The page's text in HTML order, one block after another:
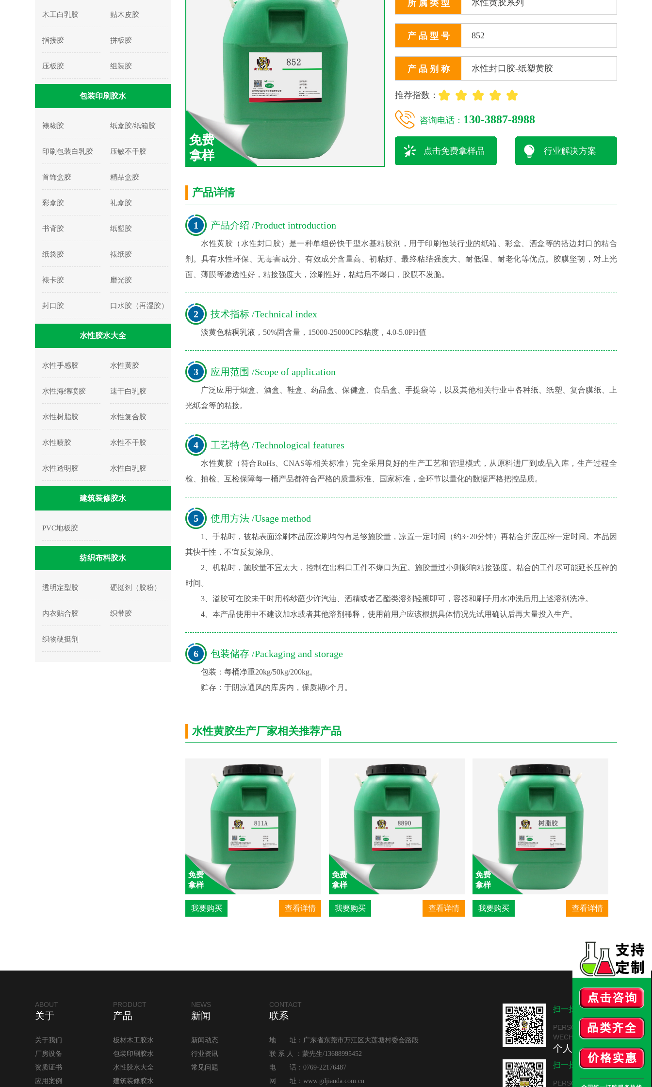
木工白乳胶 贴木皮胶
指接胶 拼板胶
压板胶 组装胶
包装印刷胶水
裱糊胶 纸盒胶/纸箱胶
印刷包装白乳胶 压敏不干胶
首饰盒胶 精品盒胶
彩盒胶 礼盒胶
书背胶 纸塑胶
纸袋胶 裱纸胶
裱卡胶 磨光胶
封口胶 口水胶（再湿胶）
水性胶水大全
水性手感胶 水性黄胶
水性海绵喷胶 速干白乳胶
水性树脂胶 水性复合胶
水性喷胶 水性不干胶
水性透明胶 水性白乳胶
建筑装修胶水
PVC地板胶
纺织布料胶水
透明定型胶 硬挺剂（胶粉）
内衣贴合胶 织带胶
织物硬挺剂
免费
拿样
所 属 类 型 水性黄胶系列
产 品 型 号 852
产 品 别 称 水性封口胶-纸塑黄胶
推荐指数：
咨询电话： 130-3887-8988
点击免费拿样品 行业解决方案
产品详情
1 产品介绍 /Product introduction
水性黄胶（水性封口胶）是一种单组份快干型水基粘胶剂，用于印刷包装行业的纸箱、彩盒、酒盒等的搭边封口的粘合
剂。具有水性环保、无毒害成分、有效成分含量高、初粘好、最终粘结强度大、耐低温、耐老化等优点。胶膜坚韧，对上光
面、薄膜等渗透性好，粘接强度大，涂刷性好，粘结后不爆口，胶膜不发脆。
2 技术指标 /Technical index
淡黄色粘稠乳液，50%固含量，15000-25000CPS粘度，4.0-5.0PH值
3 应用范围 /Scope of application
广泛应用于烟盒、酒盒、鞋盒、药品盒、保健盒、食品盒、手提袋等，以及其他相关行业中各种纸、纸塑、复合膜纸、上
光纸盒等的粘接。
4 工艺特色 /Technological features
水性黄胶（符合RoHs、CNAS等相关标准）完全采用良好的生产工艺和管理模式，从原料进厂到成品入库，生产过程全
检、抽检、互检保障每一桶产品都符合严格的质量标准、国家标准，全环节以量化的数据严格把控品质。
5 使用方法 /Usage method
1、手粘时，被粘表面涂刷本品应涂刷均匀有足够施胶量，凉置一定时间（约3~20分钟）再粘合并应压榨一定时间。本品因
其快干性，不宜反复涂刷。
2、机粘时，施胶量不宜太大，控制在出料口工件不爆口为宜。施胶量过小则影响粘接强度。粘合的工件尽可能延长压榨的
时间。
3、溢胶可在胶未干时用棉纱蘸少许汽油、酒精或者乙酯类溶剂轻擦即可，容器和刷子用水冲洗后用上述溶剂洗净。
4、本产品使用中不建议加水或者其他溶剂稀释，使用前用户应该根据具体情况先试用确认后再大量投入生产。
6 包装储存 /Packaging and storage
包装：每桶净重20kg/50kg/200kg。
贮存：于阴凉通风的库房内，保质期6个月。
水性黄胶生产厂家相关推荐产品
免费
拿样
我要购买 查看详情
免费
拿样
我要购买 查看详情
免费
拿样
我要购买 查看详情
ABOUT
关于
关于我们
厂房设备
资质证书
应用案例
PRODUCT
产品
板材木工胶水
包装印刷胶水
水性胶水大全
建筑装修胶水
NEWS
新闻
新闻动态
行业资讯
常见问题
CONTACT
联系
地 址：广东省东莞市万江区大莲塘村委会路段
联 系 人 ：蒙先生/13688995452
电 话：0769-22176487
网 址：www.gdjianda.com.cn
扫一扫
PERSONAL
WECHAT
个人微信
扫一扫
PERSONAL